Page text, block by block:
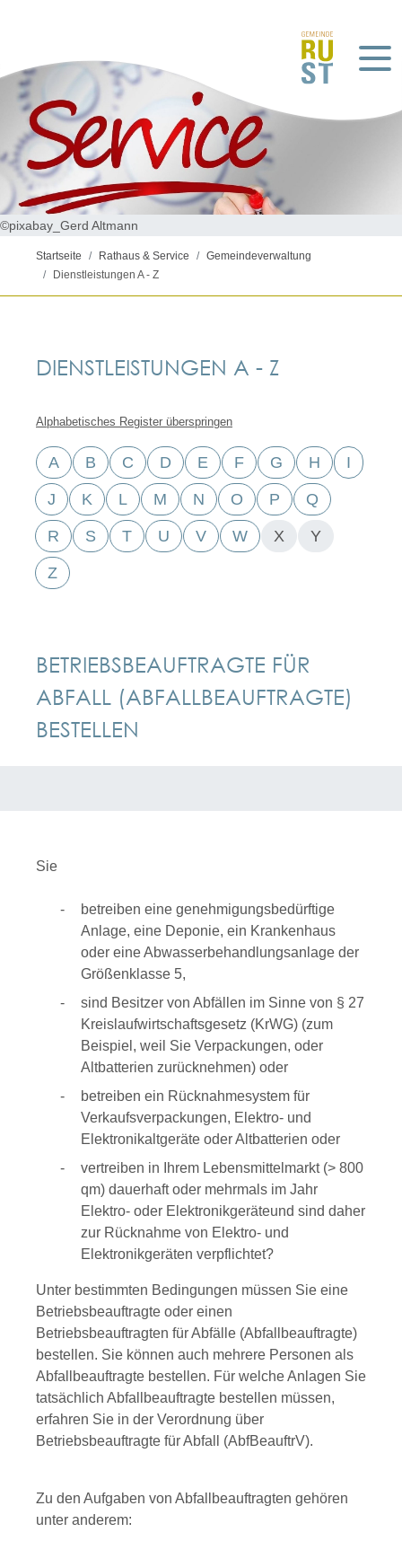
©pixabay_Gerd Altmann
Startseite Rathaus & Service
Gemeindeverwaltung
Dienstleistungen A - Z
DIENSTLEISTUNGEN A - Z
Alphabetisches Register überspringen
A B C D E F G H I
J K L M N O P Q
R S T U V W X Y
Z
BETRIEBSBEAUFTRAGTE FÜR
ABFALL (ABFALLBEAUFTRAGTE)
BESTELLEN
Sie
betreiben eine genehmigungsbedürftige
Anlage, eine Deponie, ein Krankenhaus
oder eine Abwasserbehandlungsanlage der
Größenklasse 5,
sind Besitzer von Abfällen im Sinne von § 27
Kreislaufwirtschaftsgesetz (KrWG) (zum
Beispiel, weil Sie Verpackungen, oder
Altbatterien zurücknehmen) oder
betreiben ein Rücknahmesystem für
Verkaufsverpackungen, Elektro- und
Elektronikaltgeräte oder Altbatterien oder
vertreiben in Ihrem Lebensmittelmarkt (> 800
qm) dauerhaft oder mehrmals im Jahr
Elektro- oder Elektronikgeräteund sind daher
zur Rücknahme von Elektro- und
Elektronikgeräten verpflichtet?
Unter bestimmten Bedingungen müssen Sie eine
Betriebsbeauftragte oder einen
Betriebsbeauftragten für Abfälle (Abfallbeauftragte)
bestellen. Sie können auch mehrere Personen als
Abfallbeauftragte bestellen. Für welche Anlagen Sie
tatsächlich Abfallbeauftragte bestellen müssen,
erfahren Sie in der Verordnung über
Betriebsbeauftragte für Abfall (AbfBeauftrV).
Zu den Aufgaben von Abfallbeauftragten gehören
unter anderem: